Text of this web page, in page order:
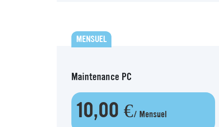
MENSUEL
Maintenance PC
10,00 €/ Mensuel